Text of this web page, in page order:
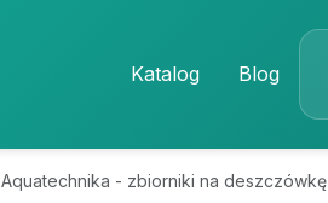
Katalog Blog
Aquatechnika - zbiorniki na deszczówkę